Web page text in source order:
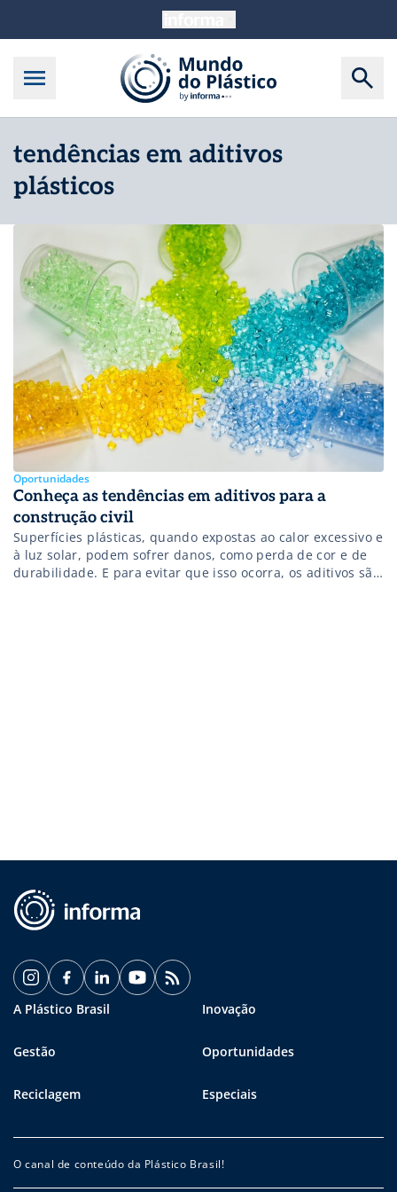
tendências em aditivos
plásticos
Oportunidades
Conheça as tendências em aditivos para a
construção civil
Superfícies plásticas, quando expostas ao calor excessivo e
à luz solar, podem sofrer danos, como perda de cor e de
durabilidade. E para evitar que isso ocorra, os aditivos são
A Plástico Brasil Inovação
Gestão Oportunidades
Reciclagem Especiais
O canal de conteúdo da Plástico Brasil!